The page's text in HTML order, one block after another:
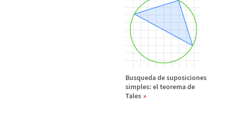
Busqueda de suposiciones
simples: el teorema de
Tales